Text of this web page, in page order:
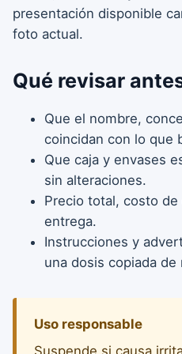
presentación disponible
foto actual.
Qué revisar
Que el nombre,
coincidan con lo que
Que caja y envases
sin alteraciones.
Precio total, costo
entrega.
Instrucciones y
una dosis copiada de
Uso responsable
Suspende si causa